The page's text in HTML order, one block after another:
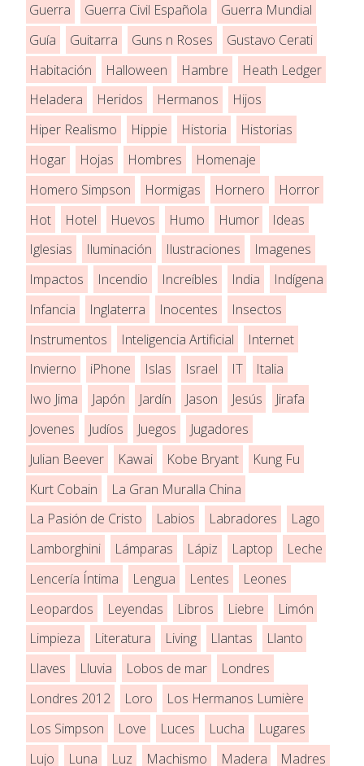
Guerra
Guerra Civil Española
Guerra Mundial
Guía
Guitarra Guns n Roses
Gustavo Cerati
Habitación
Halloween Hambre
Heath Ledger
Heladera
Heridos Hermanos
Hijos
Hiper Realismo
Hippie Historia
Historias
Hogar
Hojas Hombres
Homenaje
Homero Simpson
Hormigas Hornero
Horror
Hot
Hotel Huevos Humo Humor
Ideas
Iglesias
Iluminación Ilustraciones
Imagenes
Impactos
Incendio Increíbles India
Indígena
Infancia
Inglaterra Inocentes
Insectos
Instrumentos
Inteligencia Artificial
Internet
Invierno
iPhone Islas Israel IT
Italia
Iwo Jima
Japón Jardín Jason Jesús
Jirafa
Jovenes
Judíos Juegos
Jugadores
Julian Beever
Kawai Kobe Bryant
Kung Fu
Kurt Cobain
La Gran Muralla China
La Pasión de Cristo
Labios Labradores
Lago
Lamborghini
Lámparas Lápiz Laptop
Leche
Lencería Íntima
Lengua Lentes
Leones
Leopardos
Leyendas Libros Liebre
Limón
Limpieza
Literatura Living Llantas
Llanto
Llaves
Lluvia Lobos de mar
Londres
Londres 2012
Loro
Los Hermanos Lumière
Los Simpson
Love Luces Lucha
Lugares
Lujo
Luna Luz Machismo Madera
Madres